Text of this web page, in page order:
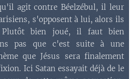
agit contre Béelzébul, il leur
s'opposent à lui, alors ils
Plutôt bien joué, il faut bien
pas que c'est suite à une
que Jésus sera finalement
Ici Satan essayait déjà de le